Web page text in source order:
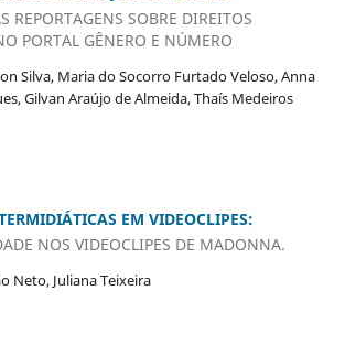
REPORTAGENS SOBRE DIREITOS
PORTAL GÊNERO E NÚMERO
Silva, Maria do Socorro Furtado Veloso, Anna
Gilvan Araújo de Almeida, Thaís Medeiros
EM VIDEOCLIPES:
NOS VIDEOCLIPES DE MADONNA.
Neto, Juliana Teixeira